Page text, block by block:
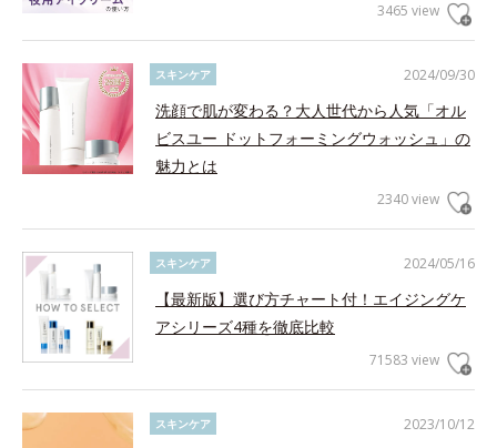
3465 view
2024/09/30
スキンケア
洗顔で肌が変わる？大人世代から人気「オル
ビスユー ドットフォーミングウォッシュ」の
魅力とは
2340 view
2024/05/16
スキンケア
【最新版】選び方チャート付！エイジングケ
アシリーズ4種を徹底比較
71583 view
2023/10/12
スキンケア